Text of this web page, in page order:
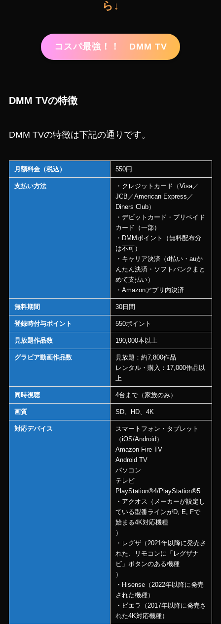
ら↓
コスパ最強！！ DMM TV
DMM TVの特徴
DMM TVの特徴は下記の通りです。
月額料金（税込） 550円
支払い方法
・クレジットカード（Visa／
JCB／American Express／
Diners Club）
・デビットカード・プリペイド
カード（一部）
・DMMポイント（無料配布分
は不可）
・キャリア決済（d払い・auか
んたん決済・ソフトバンクまと
めて支払い）
・Amazonアプリ内決済
無料期間 30日間
登録時付与ポイント 550ポイント
見放題作品数 190,000本以上
グラビア動画作品数
見放題：約7,800作品
レンタル・購入：17,000作品以
上
同時視聴 4台まで（家族のみ）
画質 SD、HD、4K
対応デバイス
スマートフォン・タブレット
（iOS/Android）
Amazon Fire TV
Android TV
パソコン
テレビ
PlayStation®4/PlayStation®5
・アクオス（メーカーが設定し
ている型番ラインがD, E, Fで
始まる4K対応機種
）
・レグザ（2021年以降に発売さ
れた、リモコンに「レグザナ
ビ」ボタンのある機種
）
・Hisense（2022年以降に発売
された機種）
・ビエラ（2017年以降に発売さ
れた4K対応機種）